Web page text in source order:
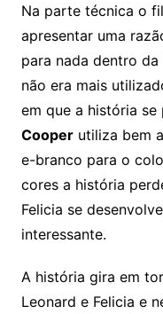
Na parte técnica o
apresentar uma
para nada dentro
não era mais
em que a história se
Cooperutiliza bem
e-branco para o
cores a história
Felicia se
interessante.
A história gira em
Leonard e Felicia e